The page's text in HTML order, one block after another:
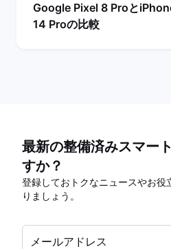
Google Pixel 8 Proと
14 Proの比較
最新の整備済みスマー
すか？
登録しておトクなニュースやお役
りましょう。
メールアドレス